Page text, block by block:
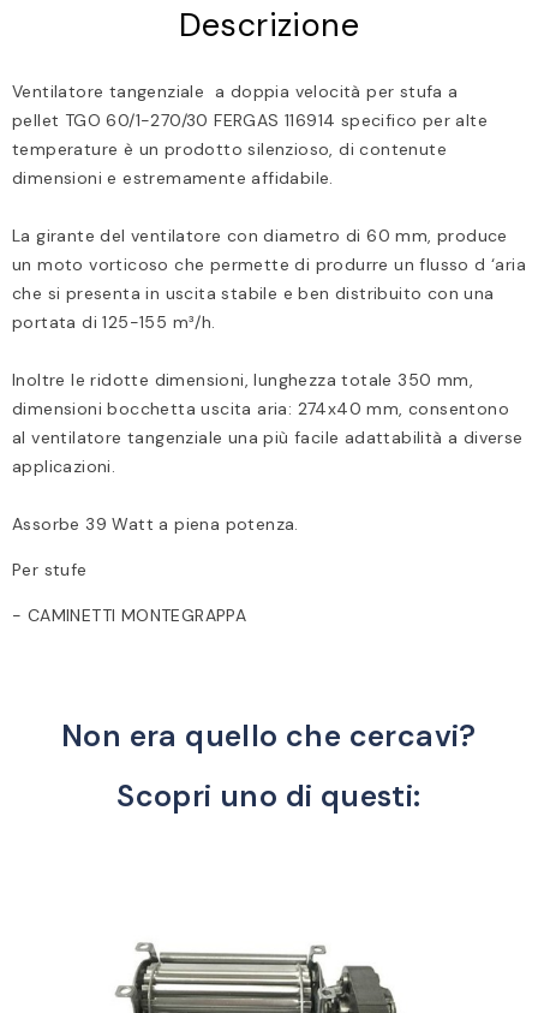
Descrizione
Ventilatore tangenziale a doppia velocità per stufa a
pellet TGO 60/1-270/30 FERGAS 116914 specifico per alte
temperature è un prodotto silenzioso, di contenute
dimensioni e estremamente affidabile.
La girante del ventilatore con diametro di 60 mm, produce
un moto vorticoso che permette di produrre un flusso d ‘aria
che si presenta in uscita stabile e ben distribuito con una
portata di 125-155 m³/h.
Inoltre le ridotte dimensioni, lunghezza totale 350 mm,
dimensioni bocchetta uscita aria: 274x40 mm, consentono
al ventilatore tangenziale una più facile adattabilità a diverse
applicazioni.
Assorbe 39 Watt a piena potenza.
Per stufe
- CAMINETTI MONTEGRAPPA
Non era quello che cercavi?
Scopri uno di questi: